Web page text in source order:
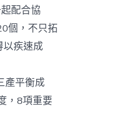
配合協
個，不只拓
疾速成
產平衡成
，8項重要